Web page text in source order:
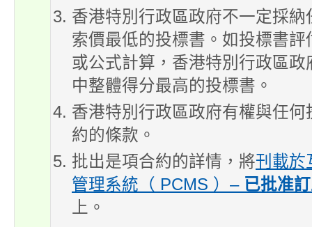
香港特別行政區政府不一定採
索價最低的投標書。如投標書
或公式計算，香港特別行政區
中整體得分最高的投標書。
香港特別行政區政府有權與任
約的條款。
批出是項合約的詳情，將刊載於
管理系統（ PCMS ）– 已批准
上。